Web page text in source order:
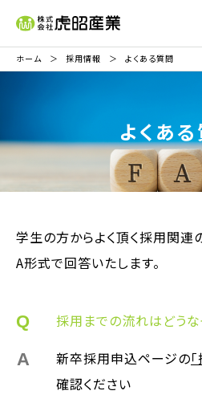
ホーム 採用情報 よくある質問
よくあ
学生の方からよく頂く採用関連
A形式で回答いたします。
採用までの流れはどうな
新卒採用申込ページの
確認ください